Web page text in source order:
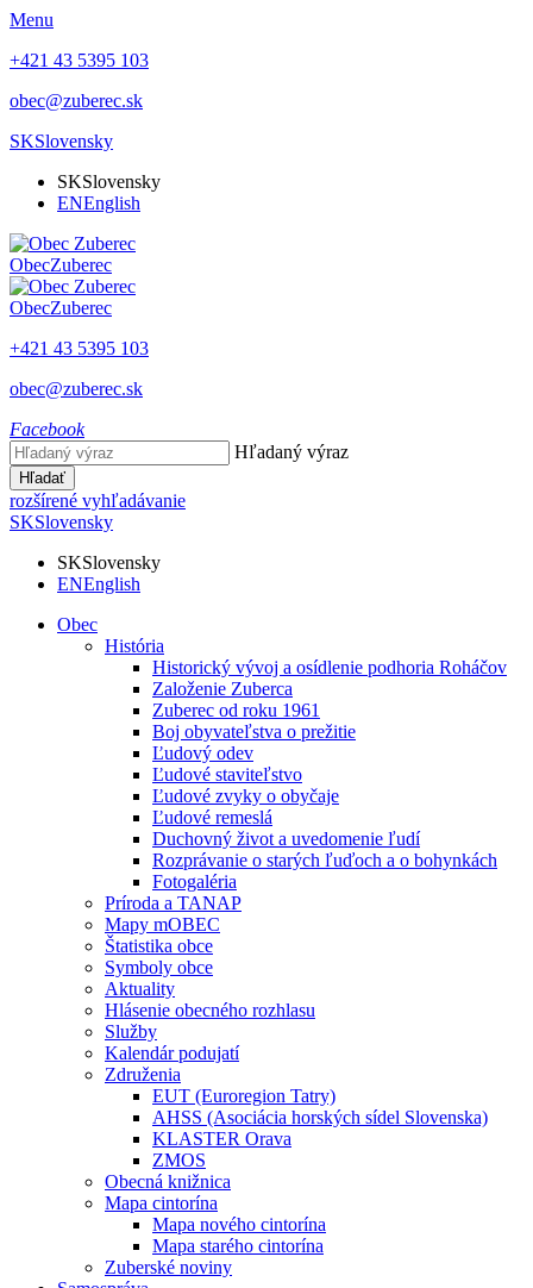
Menu
+421 43 5395 103
obec@zuberec.sk
SKSlovensky
SKSlovensky
ENEnglish
ObecZuberec
ObecZuberec
+421 43 5395 103
obec@zuberec.sk
Facebook
Hľadaný výraz
Hľadať
rozšírené vyhľadávanie
SKSlovensky
SKSlovensky
ENEnglish
Obec
História
Historický vývoj a osídlenie podhoria Roháčov
Založenie Zuberca
Zuberec od roku 1961
Boj obyvateľstva o prežitie
Ľudový odev
Ľudové staviteľstvo
Ľudové zvyky o obyčaje
Ľudové remeslá
Duchovný život a uvedomenie ľudí
Rozprávanie o starých ľuďoch a o bohynkách
Fotogaléria
Príroda a TANAP
Mapy mOBEC
Štatistika obce
Symboly obce
Aktuality
Hlásenie obecného rozhlasu
Služby
Kalendár podujatí
Združenia
EUT (Euroregion Tatry)
AHSS (Asociácia horských sídel Slovenska)
KLASTER Orava
ZMOS
Obecná knižnica
Mapa cintorína
Mapa nového cintorína
Mapa starého cintorína
Zuberské noviny